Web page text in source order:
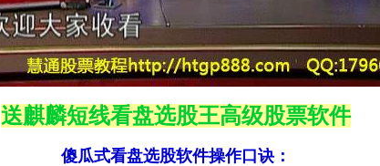
送麒麟短线看盘选股王高级股票软件
傻瓜式看盘选股软件操作口诀：